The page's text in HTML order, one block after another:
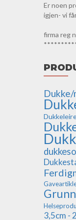
Er noen
igjen- vi
firma reg
Dukke/
3,5cm -